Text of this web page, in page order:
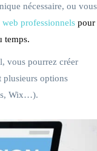
nécessaire, ou vous
web professionnels pour
temps.
vous pourrez créer
plusieurs options
Wix…).